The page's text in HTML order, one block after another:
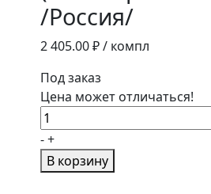
/Россия/
2 405.00₽ / компл
Под заказ
Цена может отличаться!
Количество
товара
Разъём
ПС325
- +
В корзину